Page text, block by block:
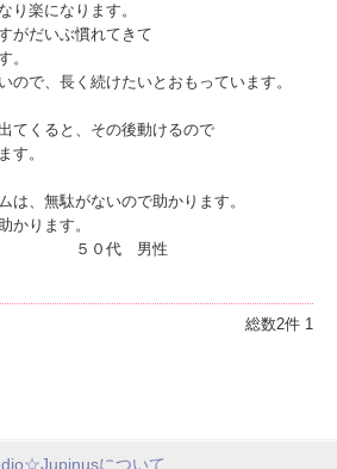
り楽になります。
がだいぶ慣れてきて
。
ので、長く続けたいとおもっています。
てくると、その後動けるので
す。
は、無駄がないので助かります。
かります。
男性
総数2件 1
について